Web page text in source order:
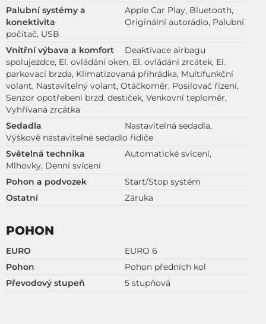
Palubní systémy a
konektivita
Apple Car Play, Bluetooth,
Originální autorádio, Palubní
počítač, USB
Vnitřní výbava a komfort
Deaktivace airbagu
spolujezdce, El. ovládání oken, El. ovládání zrcátek, El.
parkovací brzda, Klimatizovaná přihrádka, Multifunkční
volant, Nastavitelný volant, Otáčkoměr, Posilovač řízení,
Senzor opotřebení brzd. destiček, Venkovní teploměr,
Vyhřívaná zrcátka
Sedadla
Nastavitelná sedadla,
Výškově nastavitelné sedadlo řidiče
Světelná technika
Automatické svícení,
Mlhovky, Denní svícení
Pohon a podvozek
Start/Stop systém
Ostatní
Záruka
POHON
EURO
EURO 6
Pohon
Pohon předních kol
Převodový stupeň
5 stupňová